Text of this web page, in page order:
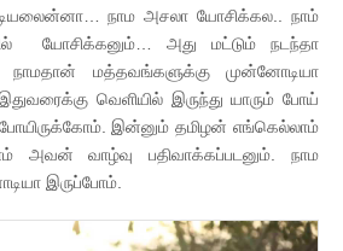
நாம அசலா யோசிக்கல.. நாம்
யோசிக்கனும்… அது மட்டும் நடந்தா
நாமதான் மத்தவங்களுக்கு முன்னோடியா
வெளியில் இருந்து யாரும் போய்
இன்னும் தமிழன் எங்கெல்லாம்
அவன் வாழ்வு பதிவாக்கப்படனும். நாம
இருப்போம்.